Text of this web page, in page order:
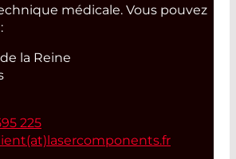
médicale. Vous pouvez
la Reine
225
lasercomponents.fr